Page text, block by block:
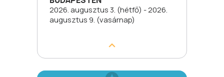
2026. augusztus 3. (hétfő) - 2026.
augusztus 9. (vasárnap)